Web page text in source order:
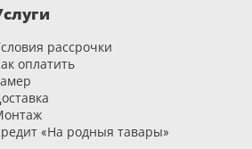
рассрочки
оплатить
«На родныя тавары»